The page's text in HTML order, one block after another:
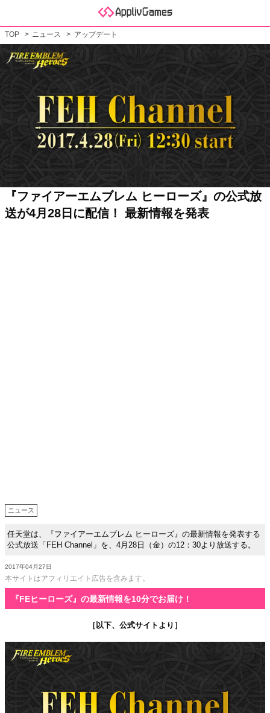
TOP ニュース アップデート
『ファイアーエムブレム ヒーローズ』の公式放
送が4月28日に配信！ 最新情報を発表
ニュース
任天堂は、『ファイアーエムブレム ヒーローズ』の最新情報を発表する
公式放送「FEH Channel」を、4月28日（金）の12：30より放送する。
2017年04月27日
本サイトはアフィリエイト広告を含みます。
『FEヒーローズ』の最新情報を10分でお届け！
［以下、公式サイトより］